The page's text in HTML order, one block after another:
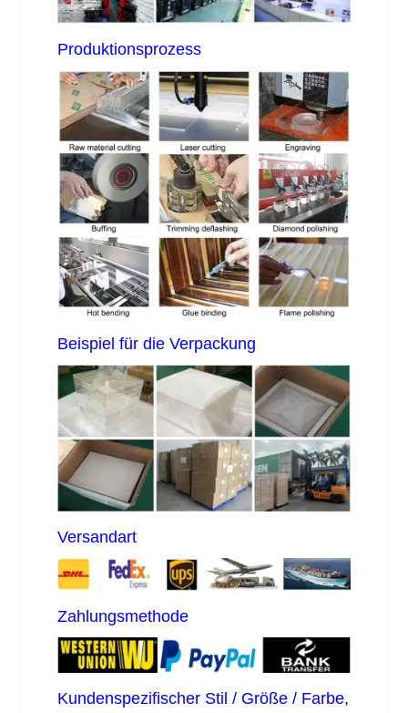
Produktionsprozess
Beispiel für die Verpackung
Versandart
Zahlungsmethode
Kundenspezifischer Stil / Größe / Farbe,